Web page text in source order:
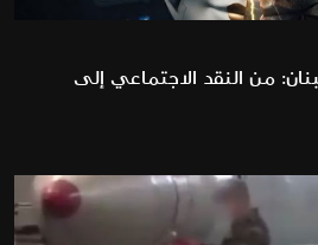
من النقد الاجتماعي إلى